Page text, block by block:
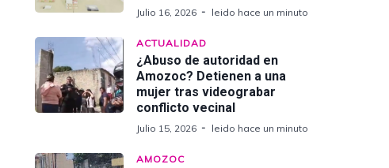
Julio 16, 2026 leido hace un minuto
ACTUALIDAD
¿Abuso de autoridad en
Amozoc? Detienen a una
mujer tras videograbar
conflicto vecinal
Julio 15, 2026 leido hace un minuto
AMOZOC